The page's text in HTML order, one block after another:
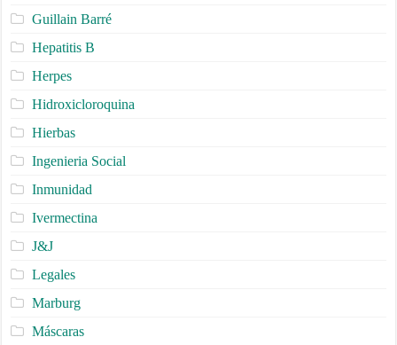
Guillain Barré
Hepatitis B
Herpes
Hidroxicloroquina
Hierbas
Ingenieria Social
Inmunidad
Ivermectina
J&J
Legales
Marburg
Máscaras